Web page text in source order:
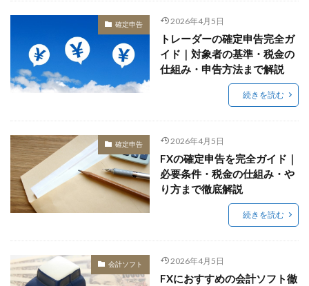
確定申告 2026年4月5日
トレーダーの確定申告完全ガ
イド｜対象者の基準・税金の
仕組み・申告方法まで解説
続きを読む
確定申告 2026年4月5日
FXの確定申告を完全ガイド｜
必要条件・税金の仕組み・や
り方まで徹底解説
続きを読む
会計ソフト 2026年4月5日
FXにおすすめの会計ソフト徹